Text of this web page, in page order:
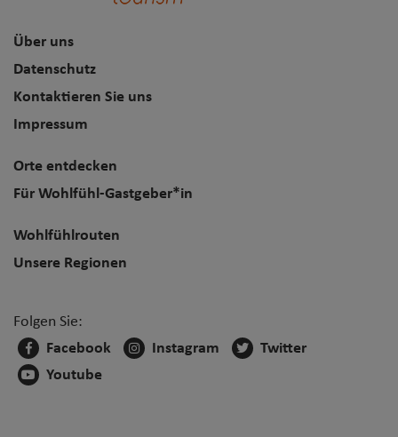
Über uns
Datenschutz
Kontaktieren Sie uns
Impressum
Orte entdecken
Für Wohlfühl-Gastgeber*in
Wohlfühlrouten
Unsere Regionen
Folgen Sie:
Facebook
Instagram
Twitter
Youtube